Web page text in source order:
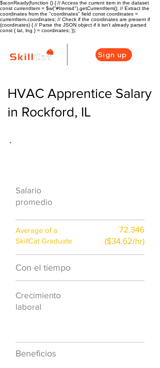
$w.onReady(function () { // Access the current item in the dataset
const currentItem = $w("#Items4").getCurrentItem(); // Extract the
coordinates from the "coordinates" field const coordinates =
currentItem.coordinates; // Check if the coordinates are present if
(coordinates) { // Parse the JSON object if it isn't already parsed
const { lat, lng } = coordinates; });
Sign up
HVAC Apprentice Salary
in Rockford, IL
Salario
promedio
Average of a
SkillCat Graduate
72,346
($34.62/hr)
Con el tiempo
Crecimiento
laboral
Beneficios